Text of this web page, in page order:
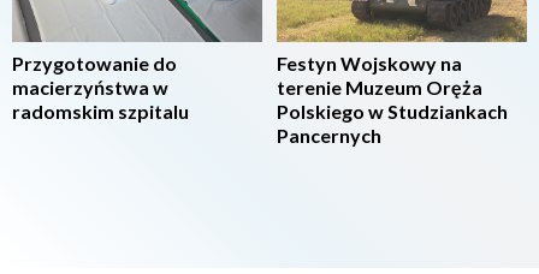
Przygotowanie do
macierzyństwa w
radomskim szpitalu
Festyn Wojskowy na
terenie Muzeum Oręża
Polskiego w Studziankach
Pancernych